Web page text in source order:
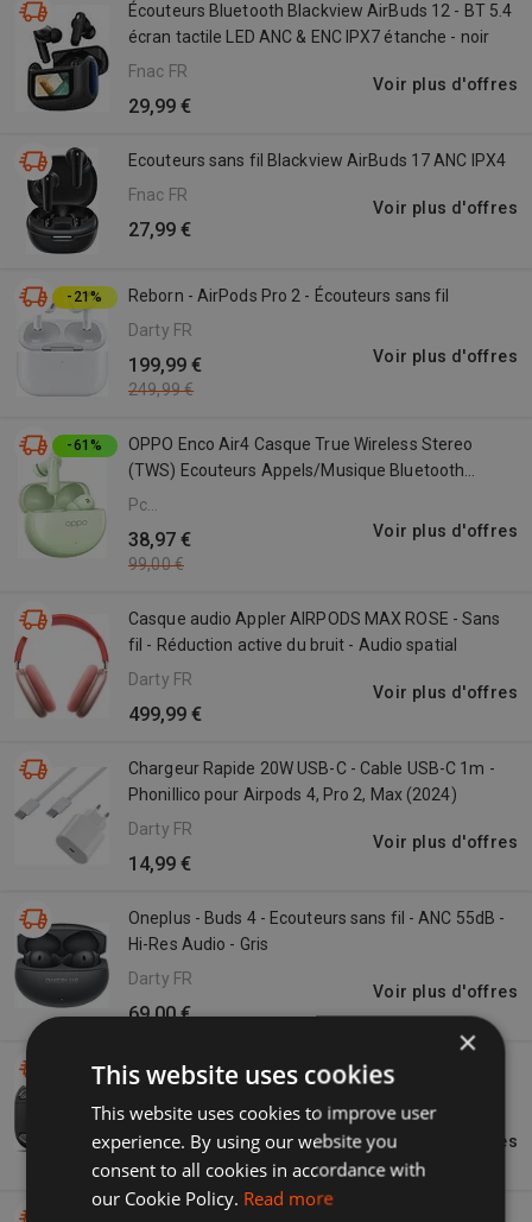
Écouteurs Bluetooth Blackview AirBuds 12 - BT 5.4
écran tactile LED ANC & ENC IPX7 étanche - noir
Fnac FR
29,99 €
Voir plus d'offres
Ecouteurs sans fil Blackview AirBuds 17 ANC IPX4
Fnac FR
27,99 €
Voir plus d'offres
-21%
Reborn - AirPods Pro 2 - Écouteurs sans fil
Darty FR
199,99 €
249,99 €
Voir plus d'offres
-61%
OPPO Enco Air4 Casque True Wireless Stereo
(TWS) Ecouteurs Appels/Musique Bluetooth
Couleur menthe
Pc
Componentes
FR
38,97 €
99,00 €
Voir plus d'offres
Casque audio Appler AIRPODS MAX ROSE - Sans
fil - Réduction active du bruit - Audio spatial
Darty FR
499,99 €
Voir plus d'offres
Chargeur Rapide 20W USB-C - Cable USB-C 1m -
Phonillico pour Airpods 4, Pro 2, Max (2024)
Darty FR
14,99 €
Voir plus d'offres
Oneplus - Buds 4 - Ecouteurs sans fil - ANC 55dB -
Hi-Res Audio - Gris
Darty FR
69,00 €
Voir plus d'offres
Spigen Noir Coque Rugged Armor Pour Apple
FR
20,78 €
Voir plus d'offres
×
This website uses cookies
This website uses cookies to improve user
experience. By using our website you
consent to all cookies in accordance with
our Cookie Policy. Read more